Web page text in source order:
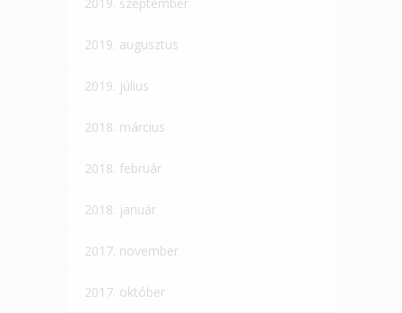
2019. szeptember
2019. augusztus
2019. július
2018. március
2018. február
2018. január
2017. november
2017. október